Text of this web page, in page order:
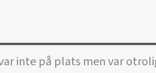
inte på plats men var